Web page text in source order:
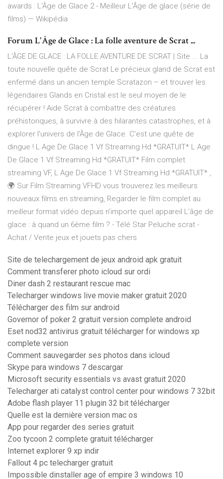
awards : L'Âge de Glace 2 - Meilleur L'Âge de glace (série de
films) — Wikipédia
Forum L'Âge de Glace : La folle aventure de Scrat ...
L’ÂGE DE GLACE : LA FOLLE AVENTURE DE SCRAT | Site ... La
toute nouvelle quête de Scrat Le précieux gland de Scrat est
enfermé dans un ancien temple Scratazon – et trouver les
légendaires Glands en Cristal est le seul moyen de le
récupérer ! Aide Scrat à combattre des créatures
préhistoriques, à survivre à des hilarantes catastrophes, et à
explorer l’univers de l’Âge de Glace. C’est une quête de
dingue ! L Age De Glace 1 Vf Streaming Hd *GRATUIT* L Age
De Glace 1 Vf Streaming Hd *GRATUIT* Film complet
streaming VF, L Age De Glace 1 Vf Streaming Hd *GRATUIT* ,
🌍 Sur Film Streaming VFHD vous trouverez les meilleurs
nouveaux films en streaming, Regarder le film complet au
meilleur format vidéo depuis n'importe quel appareil L'âge de
glace : à quand un 6ème film ? - Télé Star Peluche scrat -
Achat / Vente jeux et jouets pas chers
Site de telechargement de jeux android apk gratuit
Comment transferer photo icloud sur ordi
Diner dash 2 restaurant rescue mac
Telecharger windows live movie maker gratuit 2020
Télécharger des film sur android
Governor of poker 2 gratuit version complete android
Eset nod32 antivirus gratuit télécharger for windows xp
complete version
Comment sauvegarder ses photos dans icloud
Skype para windows 7 descargar
Microsoft security essentials vs avast gratuit 2020
Telecharger ati catalyst control center pour windows 7 32bit
Adobe flash player 11 plugin 32 bit télécharger
Quelle est la dernière version mac os
App pour regarder des series gratuit
Zoo tycoon 2 complete gratuit télécharger
Internet explorer 9 xp indir
Fallout 4 pc telecharger gratuit
Impossible dinstaller age of empire 3 windows 10